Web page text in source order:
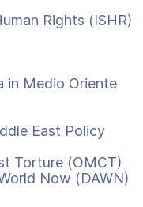
Rights (ISHR)
in Medio Oriente
East Policy
Torture (OMCT)
Now (DAWN)